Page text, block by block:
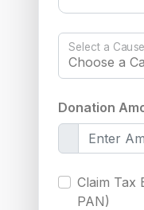
Select a
Donation
Claim Tax
PAN)